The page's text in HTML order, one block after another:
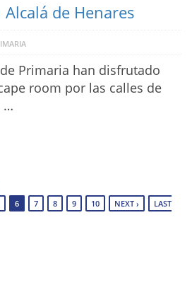
de Henares
Primaria han disfrutado
room por las calles de
…
6 7 8 9 10 NEXT ›
LAST